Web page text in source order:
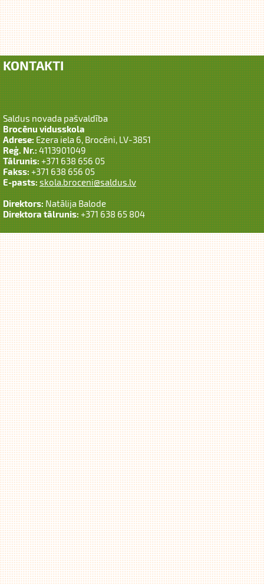
KONTAKTI
Saldus novada pašvaldība
Brocēnu vidusskola
Adrese:Ezera iela 6, Brocēni, LV-3851
Reģ. Nr.:4113901049
Tālrunis:+371 638 656 05
Fakss:+371 638 656 05
E-pasts:skola.broceni@saldus.lv
Direktors:Natālija Balode
Direktora tālrunis:+371 638 65 804